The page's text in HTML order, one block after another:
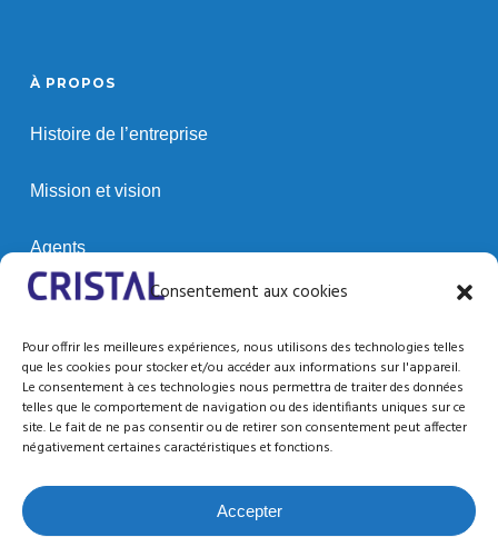
Consentement aux cookies
Pour offrir les meilleures expériences, nous utilisons des technologies telles
que les cookies pour stocker et/ou accéder aux informations sur l'appareil.
Le consentement à ces technologies nous permettra de traiter des données
telles que le comportement de navigation ou des identifiants uniques sur ce
site. Le fait de ne pas consentir ou de retirer son consentement peut affecter
négativement certaines caractéristiques et fonctions.
Accepter
À PROPOS
Histoire de l’entreprise
Mission et vision
Agents
Clients
SUPPORT / RESSOURCES
Support technique
Documentation